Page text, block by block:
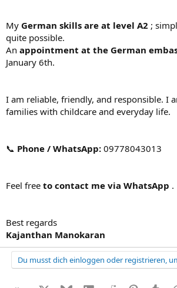
My German skills are at level A2 ;
quite possible.
An appointment at the German
January 6th.
I am reliable, friendly, and responsible. I
families with childcare and everyday life.
📞 Phone / WhatsApp: 09778043013
Feel free to contact me via WhatsApp .
Best regards
Kajanthan Manokaran
Du musst dich einloggen oder registrieren,